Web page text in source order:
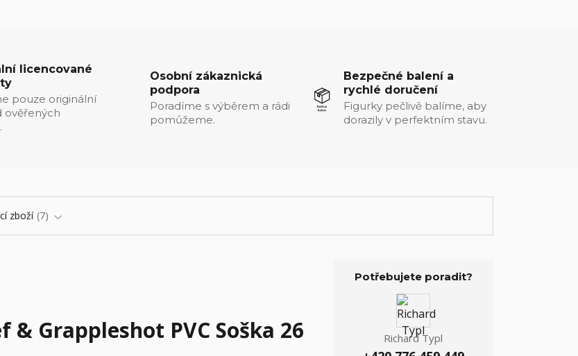
licencované
pouze originální
ověřených
Osobní zákaznická
podpora
Poradíme s výběrem a rádi
pomůžeme.
Bezpečné balení a
rychlé doručení
Figurky pečlivě balíme, aby
dorazily v perfektním stavu.
zboží 7
Grappleshot PVC Soška 26
Potřebujete poradit?
Richard Typl